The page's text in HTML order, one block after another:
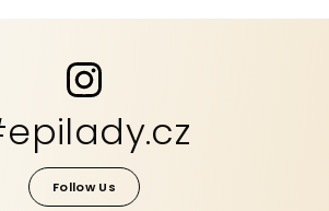
Follow Us